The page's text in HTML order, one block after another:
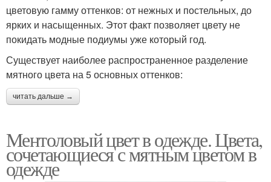
цветовую гамму оттенков: от нежных и постельных, до
ярких и насыщенных. Этот факт позволяет цвету не
покидать модные подиумы уже который год.
Существует наиболее распространенное разделение
мятного цвета на 5 основных оттенков:
читать дальше →
Ментоловый цвет в одежде. Цвета,
сочетающиеся с мятным цветом в
одежде